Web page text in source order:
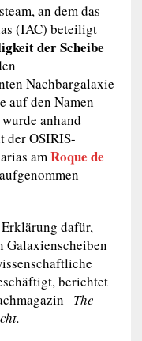
an dem das
(IAC) beteiligt
der Scheibe
Nachbargalaxie
auf den Namen
anhand
der OSIRIS-
amRoque de
dafür,
Galaxienscheiben
berichtet
The